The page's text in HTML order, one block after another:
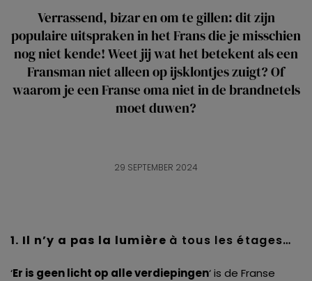
Verrassend, bizar en om te gillen: dit zijn
populaire uitspraken in het Frans die je misschien
nog niet kende! Weet jij wat het betekent als een
Fransman niet alleen op ijsklontjes zuigt? Of
waarom je een Franse oma niet in de brandnetels
moet duwen?
29 SEPTEMBER 2024
1. Il n’y a pas la lumière à tous les étages…
‘Er is geen licht op alle verdiepingen‘ is de Franse